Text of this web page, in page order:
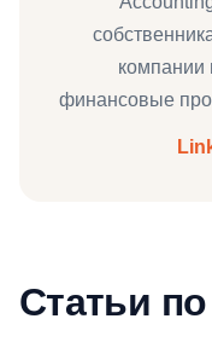
компании
финансовые
Статьи